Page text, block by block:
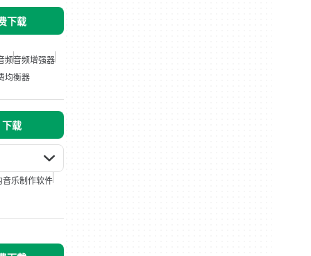
下载
频音频增强器
均衡器
载
音乐制作软件